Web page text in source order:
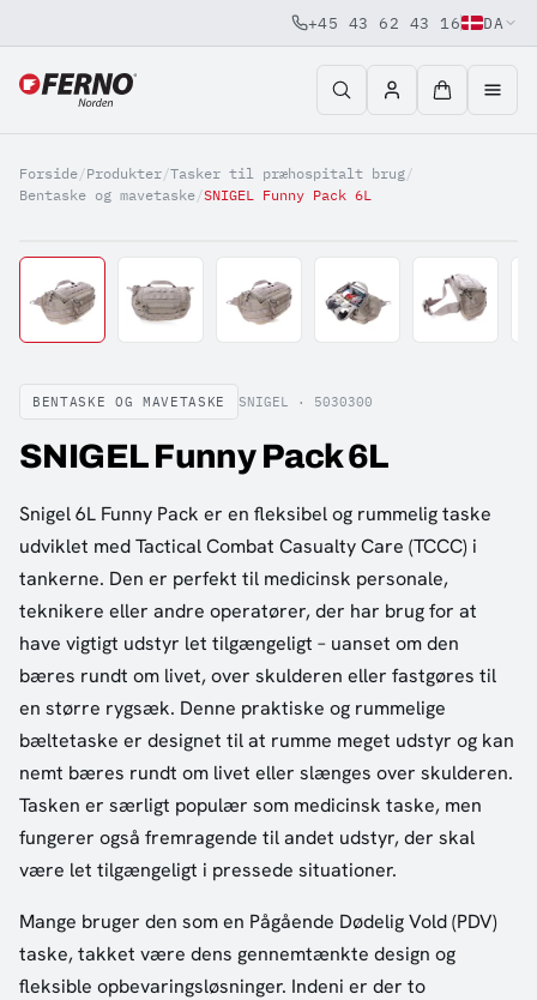
Jump to content
+45 43 62 43 16 DA
Forside/Produkter/Tasker til præhospitalt brug/
Bentaske og mavetaske/SNIGEL Funny Pack 6L
BENTASKE OG MAVETASKE SNIGEL · 5030300
SNIGEL Funny Pack 6L
Snigel 6L Funny Pack er en fleksibel og rummelig taske
udviklet med Tactical Combat Casualty Care (TCCC) i
tankerne. Den er perfekt til medicinsk personale,
teknikere eller andre operatører, der har brug for at
have vigtigt udstyr let tilgængeligt – uanset om den
bæres rundt om livet, over skulderen eller fastgøres til
en større rygsæk. Denne praktiske og rummelige
bæltetaske er designet til at rumme meget udstyr og kan
nemt bæres rundt om livet eller slænges over skulderen.
Tasken er særligt populær som medicinsk taske, men
fungerer også fremragende til andet udstyr, der skal
være let tilgængeligt i pressede situationer.
Mange bruger den som en Pågående Dødelig Vold (PDV)
taske, takket være dens gennemtænkte design og
fleksible opbevaringsløsninger. Indeni er der to